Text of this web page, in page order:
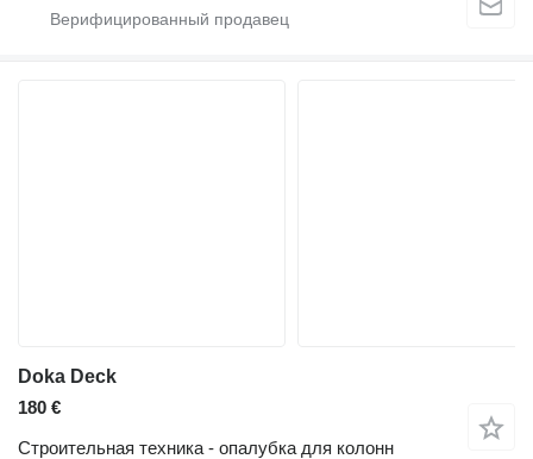
Doka Deck
180 €
Строительная техника - опалубка для колонн